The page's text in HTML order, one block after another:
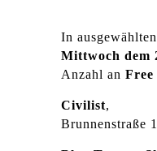
In
Mittwoch dem
Anzahl an Free
Civilist,
Brunnenstraße